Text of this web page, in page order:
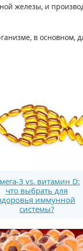
железы, и
в основном,
3 vs. витамин D:
что выбрать для
иммунной
системы?